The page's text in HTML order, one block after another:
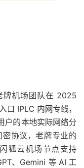
牌机场团队在 2025
口 IPLC 内网专线，
户的本地实际网络分
协议，老牌专业的
狐云机场节点支持
、Gemini 等 AI 工